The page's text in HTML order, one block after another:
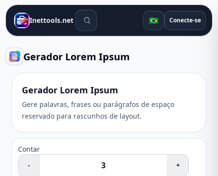
Inettools.net Ferramentas de pesquisa
🇧🇷 Conecte-se
Gerador Lorem Ipsum
Gerador Lorem Ipsum
Gere palavras, frases ou parágrafos de espaço
reservado para rascunhos de layout.
Contar
-
+